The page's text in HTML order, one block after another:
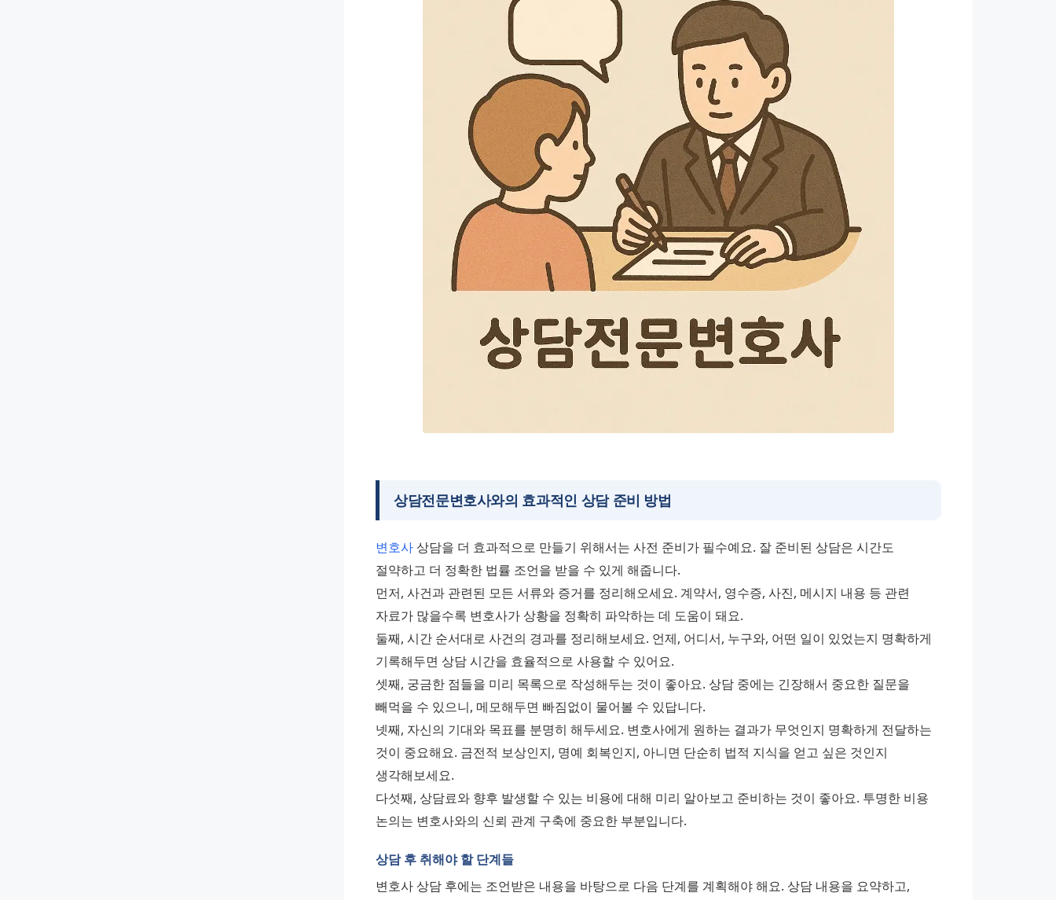
상담전문변호사와의 효과적인 상담 준비 방법
변호사 상담을 더 효과적으로 만들기 위해서는 사전 준비가 필수예요. 잘 준비된 상담은 시간도
절약하고 더 정확한 법률 조언을 받을 수 있게 해줍니다.
먼저, 사건과 관련된 모든 서류와 증거를 정리해오세요. 계약서, 영수증, 사진, 메시지 내용 등 관련
자료가 많을수록 변호사가 상황을 정확히 파악하는 데 도움이 돼요.
둘째, 시간 순서대로 사건의 경과를 정리해보세요. 언제, 어디서, 누구와, 어떤 일이 있었는지 명확하게
기록해두면 상담 시간을 효율적으로 사용할 수 있어요.
셋째, 궁금한 점들을 미리 목록으로 작성해두는 것이 좋아요. 상담 중에는 긴장해서 중요한 질문을
빼먹을 수 있으니, 메모해두면 빠짐없이 물어볼 수 있답니다.
넷째, 자신의 기대와 목표를 분명히 해두세요. 변호사에게 원하는 결과가 무엇인지 명확하게 전달하는
것이 중요해요. 금전적 보상인지, 명예 회복인지, 아니면 단순히 법적 지식을 얻고 싶은 것인지
생각해보세요.
다섯째, 상담료와 향후 발생할 수 있는 비용에 대해 미리 알아보고 준비하는 것이 좋아요. 투명한 비용
논의는 변호사와의 신뢰 관계 구축에 중요한 부분입니다.
상담 후 취해야 할 단계들
변호사 상담 후에는 조언받은 내용을 바탕으로 다음 단계를 계획해야 해요. 상담 내용을 요약하고,